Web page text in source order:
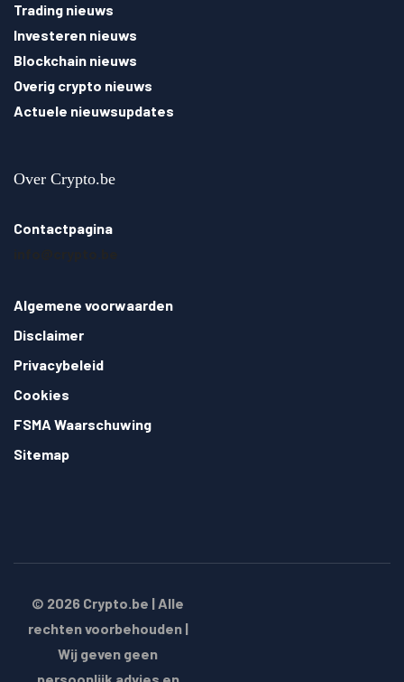
Trading nieuws
Investeren nieuws
Blockchain nieuws
Overig crypto nieuws
Actuele nieuwsupdates
Over Crypto.be
Contactpagina
Algemene voorwaarden
Disclaimer
Privacybeleid
Cookies
FSMA Waarschuwing
Sitemap
© 2026 Crypto.be | Alle
rechten voorbehouden |
Wij geven geen